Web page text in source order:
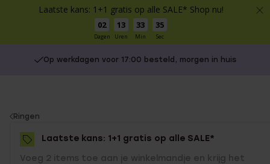
Laatste kans: 1+1 gratis op alle SALE* Shop nu!
02
Dagen
13
Uren
33
Min
35
Sec
Op werkdagen voor 17:00 besteld, morgen in huis
You
are
here:
Ringen
Laatste kans: 1+1 gratis op alle SALE*
Voeg 2 items toe aan je winkelmandje en krijg het